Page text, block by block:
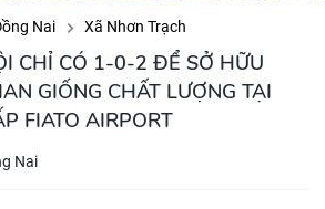
Nai Xã Nhơn Trạch
CHỈ CÓ 1-0-2 ĐỂ SỞ HỮU
GIỐNG CHẤT LƯỢNG TẠI
FIATO AIRPORT
Nai